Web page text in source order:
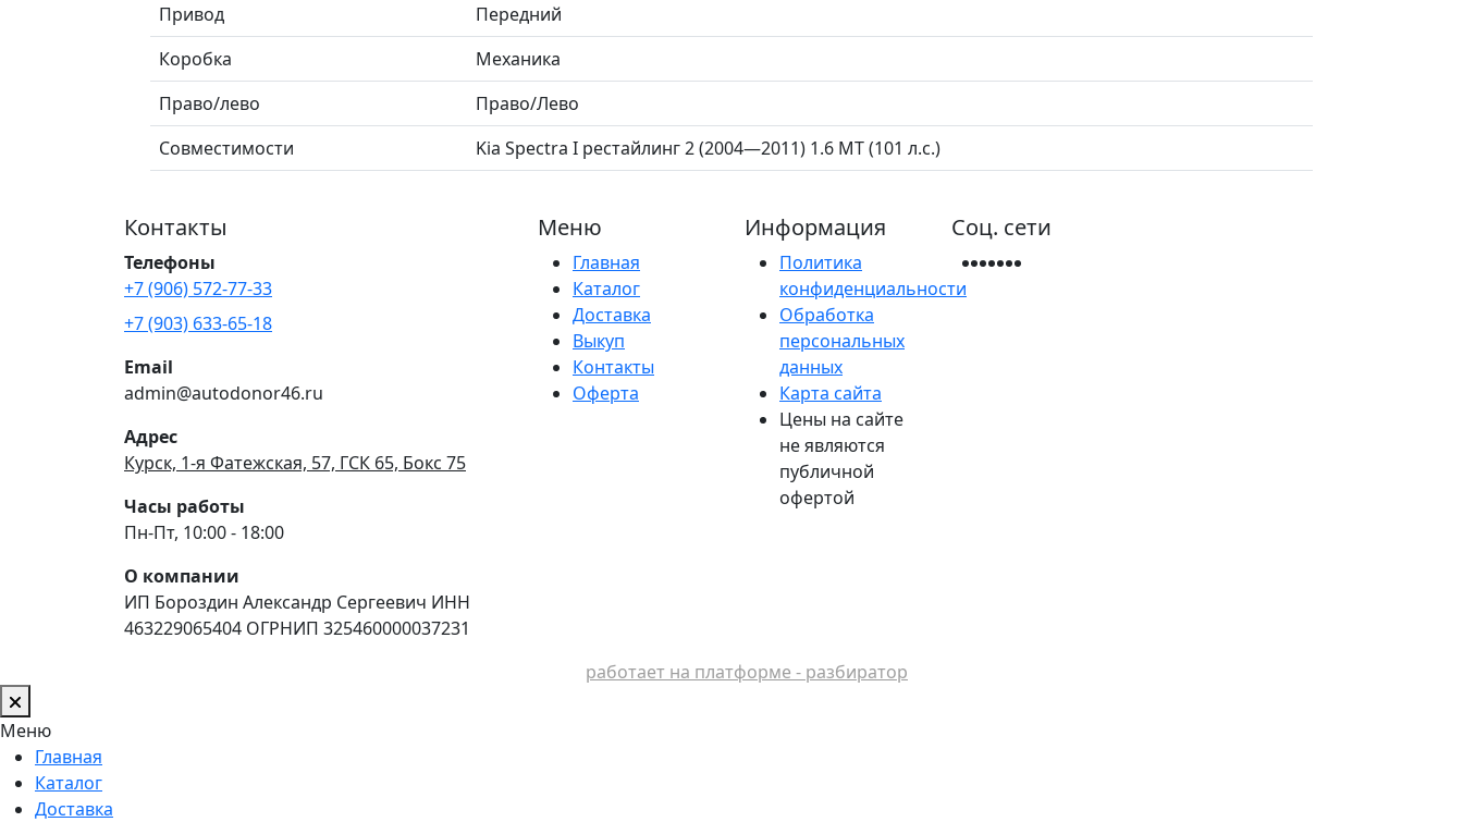
Привод
Передний
Коробка
Механика
Право/лево
Право/Лево
Совместимости
Kia Spectra I рестайлинг 2 (2004—2011) 1.6 MT (101 л.с.)
Контакты
Телефоны
+7 (906) 572-77-33
+7 (903) 633-65-18
Email
admin@autodonor46.ru
Адрес
Курск, 1-я Фатежская, 57, ГСК 65, Бокс 75
Часы работы
Пн-Пт, 10:00 - 18:00
О компании
ИП Бороздин Александр Сергеевич ИНН
463229065404 ОГРНИП 325460000037231
Меню
Главная
Каталог
Доставка
Выкуп
Контакты
Оферта
Информация
Политика
конфиденциальности
Обработка
персональных
данных
Карта сайта
Цены на сайте
не являются
публичной
офертой
Соц. сети
работает на платформе - разбиратор
Меню
Главная
Каталог
Доставка